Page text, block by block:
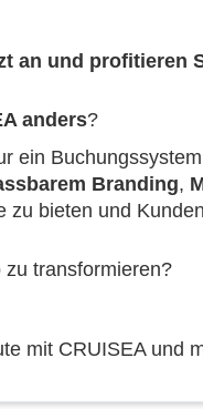
an und profitieren
anders?
ein
Branding,
zu bieten und
transformieren?
mit CRUISEA und